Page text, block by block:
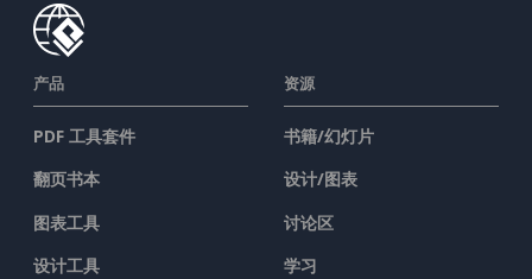
产品
PDF 工具套件
翻页书本
图表工具
设计工具
资源
书籍/幻灯片
设计/图表
讨论区
学习